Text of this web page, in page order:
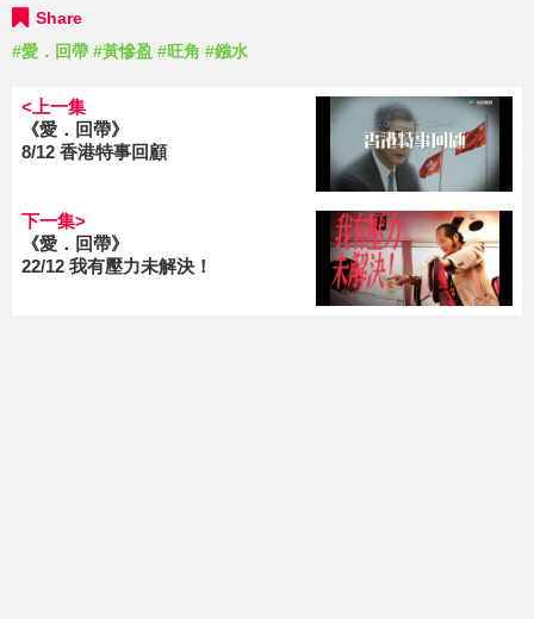
Share
#愛．回帶 #黃慘盈 #旺角 #鏹水
<上一集
《愛．回帶》
8/12 香港特事回顧
下一集>
《愛．回帶》
22/12 我有壓力未解決！